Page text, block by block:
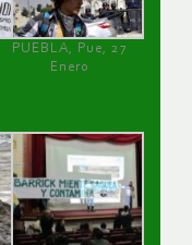
PUEBLA, Pue, 27
Enero